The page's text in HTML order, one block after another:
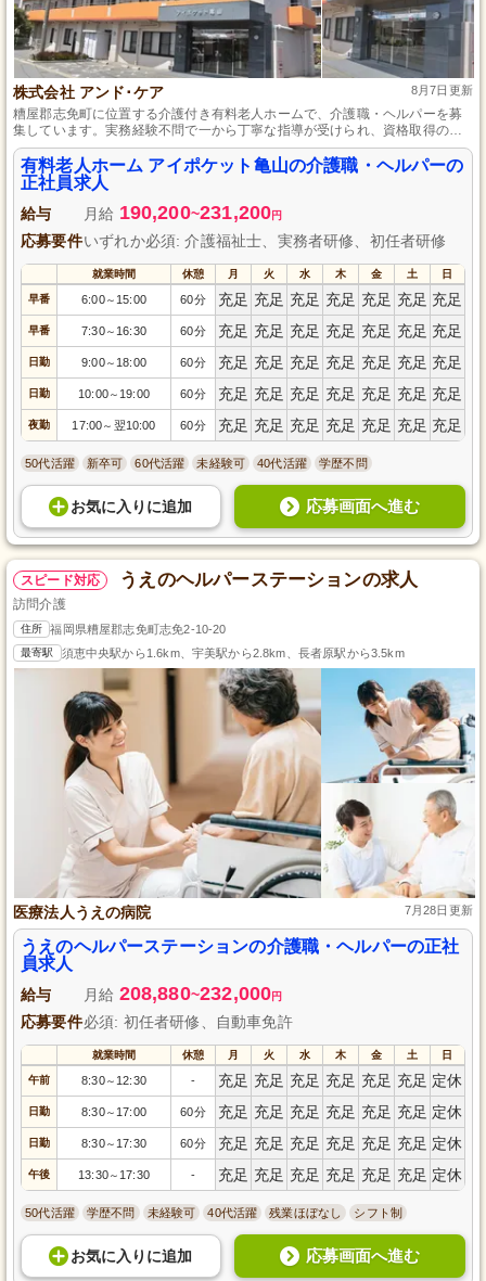
株式会社 アンド･ケア 8月7日更新
糟屋郡志免町に位置する介護付き有料老人ホームで、介護職・ヘルパーを募
集しています。実務経験不問で一から丁寧な指導が受けられ、資格取得の支
援も充実しており、スキルアップを目指しながら働ける環境です。定員57名
のコミュニティーで、利用者さま一人ひとりとじっくりコミュニケーション
を取りながら、入浴、排泄、食事の介助などを行います。残業が少なくプラ
イベートも充実させられる職場です。
有料老人ホーム アイポケット亀山の介護職・ヘルパーの
正社員求人
給与 月給 190,200~231,200円
応募要件いずれか必須: 介護福祉士、実務者研修、初任者研修
就業時間 休憩 月 火 水 木 金 土 日
早番 6:00～ 15:00 60分 充足 充足 充足 充足 充足 充足 充足
早番 7:30～ 16:30 60分 充足 充足 充足 充足 充足 充足 充足
日勤 9:00～ 18:00 60分 充足 充足 充足 充足 充足 充足 充足
日勤 10:00～ 19:00 60分 充足 充足 充足 充足 充足 充足 充足
夜勤 17:00～ 翌10:00 60分 充足 充足 充足 充足 充足 充足 充足
50代活躍 新卒可 60代活躍 未経験可 40代活躍 学歴不問
お気に入り に追加 応募画面へ進む
スピード対応 うえのヘルパーステーションの求人
訪問介護
住所 福岡県糟屋郡志免町志免2-10-20
最寄駅 須恵中央駅から1.6km、宇美駅から2.8km、長者原駅から3.5km
医療法人うえの病院 7月28日更新
うえのヘルパーステーションの介護職・ヘルパーの正社
員求人
給与 月給 208,880~232,000円
応募要件必須: 初任者研修、自動車免許
就業時間 休憩 月 火 水 木 金 土 日
午前 8:30～ 12:30 - 充足 充足 充足 充足 充足 充足 定休
日勤 8:30～ 17:00 60分 充足 充足 充足 充足 充足 充足 定休
日勤 8:30～ 17:30 60分 充足 充足 充足 充足 充足 充足 定休
午後 13:30～ 17:30 - 充足 充足 充足 充足 充足 充足 定休
50代活躍 学歴不問 未経験可 40代活躍 残業ほぼなし シフト制
お気に入り に追加 応募画面へ進む